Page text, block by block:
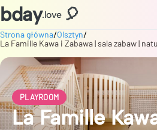
bday.love 🎈
Strona główna/Olsztyn/
La Famille Kawa i Zabawa | sala zabaw |
PLAYROOM
La Famille